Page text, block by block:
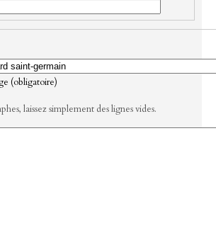
(obligatoire)
laissez simplement des lignes vides.